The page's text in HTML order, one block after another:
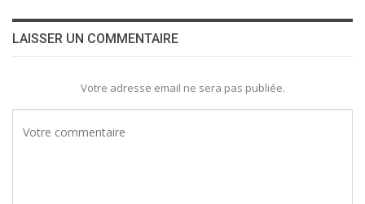
LAISSER UN COMMENTAIRE
Votre adresse email ne sera pas publiée.